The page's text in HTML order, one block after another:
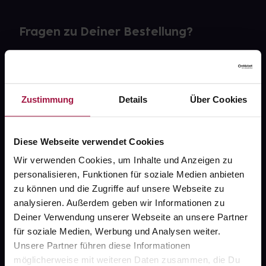
Zustimmung Details Über Cookies
Diese Webseite verwendet Cookies
Wir verwenden Cookies, um Inhalte und Anzeigen zu
personalisieren, Funktionen für soziale Medien anbieten
zu können und die Zugriffe auf unsere Webseite zu
analysieren. Außerdem geben wir Informationen zu
Deiner Verwendung unserer Webseite an unsere Partner
für soziale Medien, Werbung und Analysen weiter.
Unsere Partner führen diese Informationen
möglicherweise mit weiteren Daten zusammen, die Du
Fragen zu Deiner Bestellung?
gesund.de
Über uns
Karriere
Newsletter